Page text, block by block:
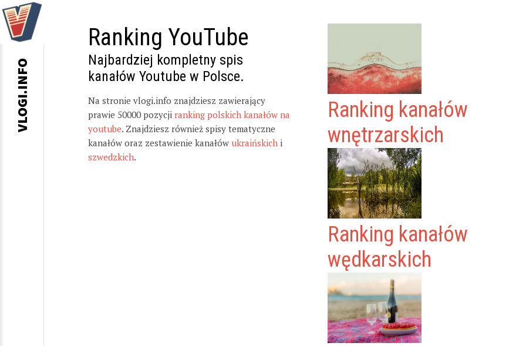
Ranking YouTube
Najbardziej kompletny spis
kanałów Youtube w Polsce.
Na stronie vlogi.info znajdziesz zawierający
prawie 50000 pozycji ranking polskich kanałów na
youtube. Znajdziesz również spisy tematyczne
kanałów oraz zestawienie kanałów ukraińskich i
szwedzkich.
Ranking kanałów
wnętrzarskich
Ranking kanałów
wędkarskich
VLOGI.INFO